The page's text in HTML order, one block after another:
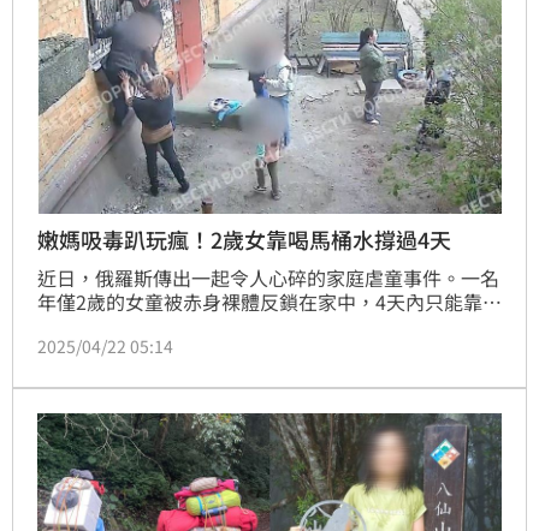
嫩媽吸毒趴玩瘋！2歲女靠喝馬桶水撐過4天
近日，俄羅斯傳出一起令人心碎的家庭虐童事件。一名
年僅2歲的女童被赤身裸體反鎖在家中，4天內只能靠著
加著吸毒派對，將自己的責任忘得乾乾淨淨。事後，這
西求救，終於引起鄰居7歲女兒的注意，通知大人將她
解救出來。
2025/04/22 05:14